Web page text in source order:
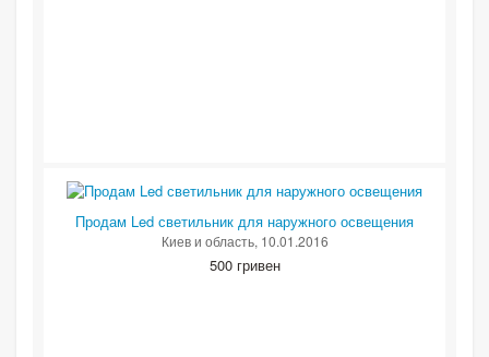
Продам Led светильник для наружного освещения
Киев и область, 10.01.2016
500 гривен